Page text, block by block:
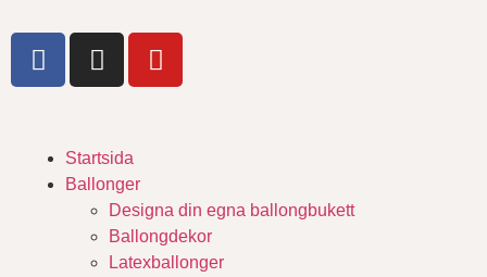
Startsida
Ballonger
Designa din egna ballongbukett
Ballongdekor
Latexballonger